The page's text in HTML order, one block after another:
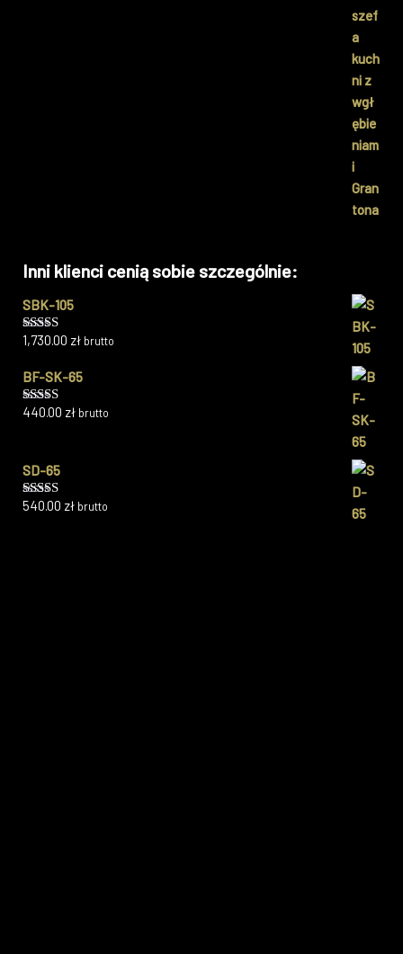
Inni klienci cenią sobie szczególnie:
SBK-105
Oceniono
1,730.00 zł brutto
BF-SK-65
Oceniono
440.00 zł brutto
SD-65
Oceniono
540.00 zł brutto